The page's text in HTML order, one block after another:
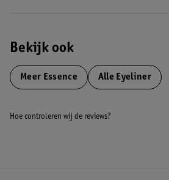
Bekijk ook
Meer Essence Alle Eyeliner
Hoe controleren wij de reviews?